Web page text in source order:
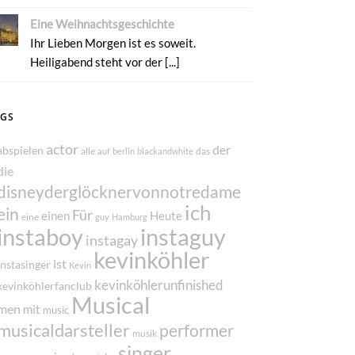
Eine Weihnachtsgeschichte
Ihr Lieben Morgen ist es soweit.
Heiligabend steht vor der [...]
actor alle auf berlin blackandwhite das der
eine einen Für guy Hamburg Heute ich
instagay instaguy
ist Kevin kevinköhler
kevinköhlerunfinished
mit music Musical
musik performer